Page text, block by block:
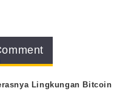
Lingkungan Bitcoin